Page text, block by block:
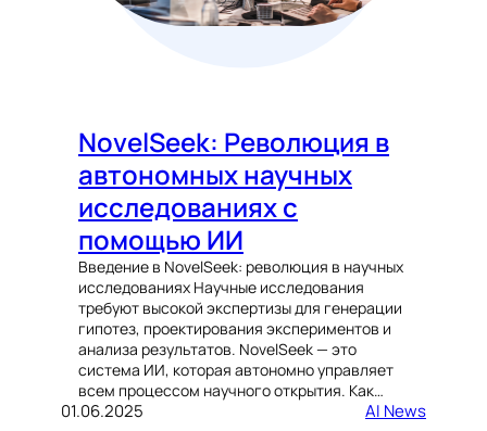
NovelSeek: Революция в
автономных научных
исследованиях с
помощью ИИ
Введение в NovelSeek: революция в научных
исследованиях Научные исследования
требуют высокой экспертизы для генерации
гипотез, проектирования экспериментов и
анализа результатов. NovelSeek — это
система ИИ, которая автономно управляет
всем процессом научного открытия. Как…
01.06.2025 AI News